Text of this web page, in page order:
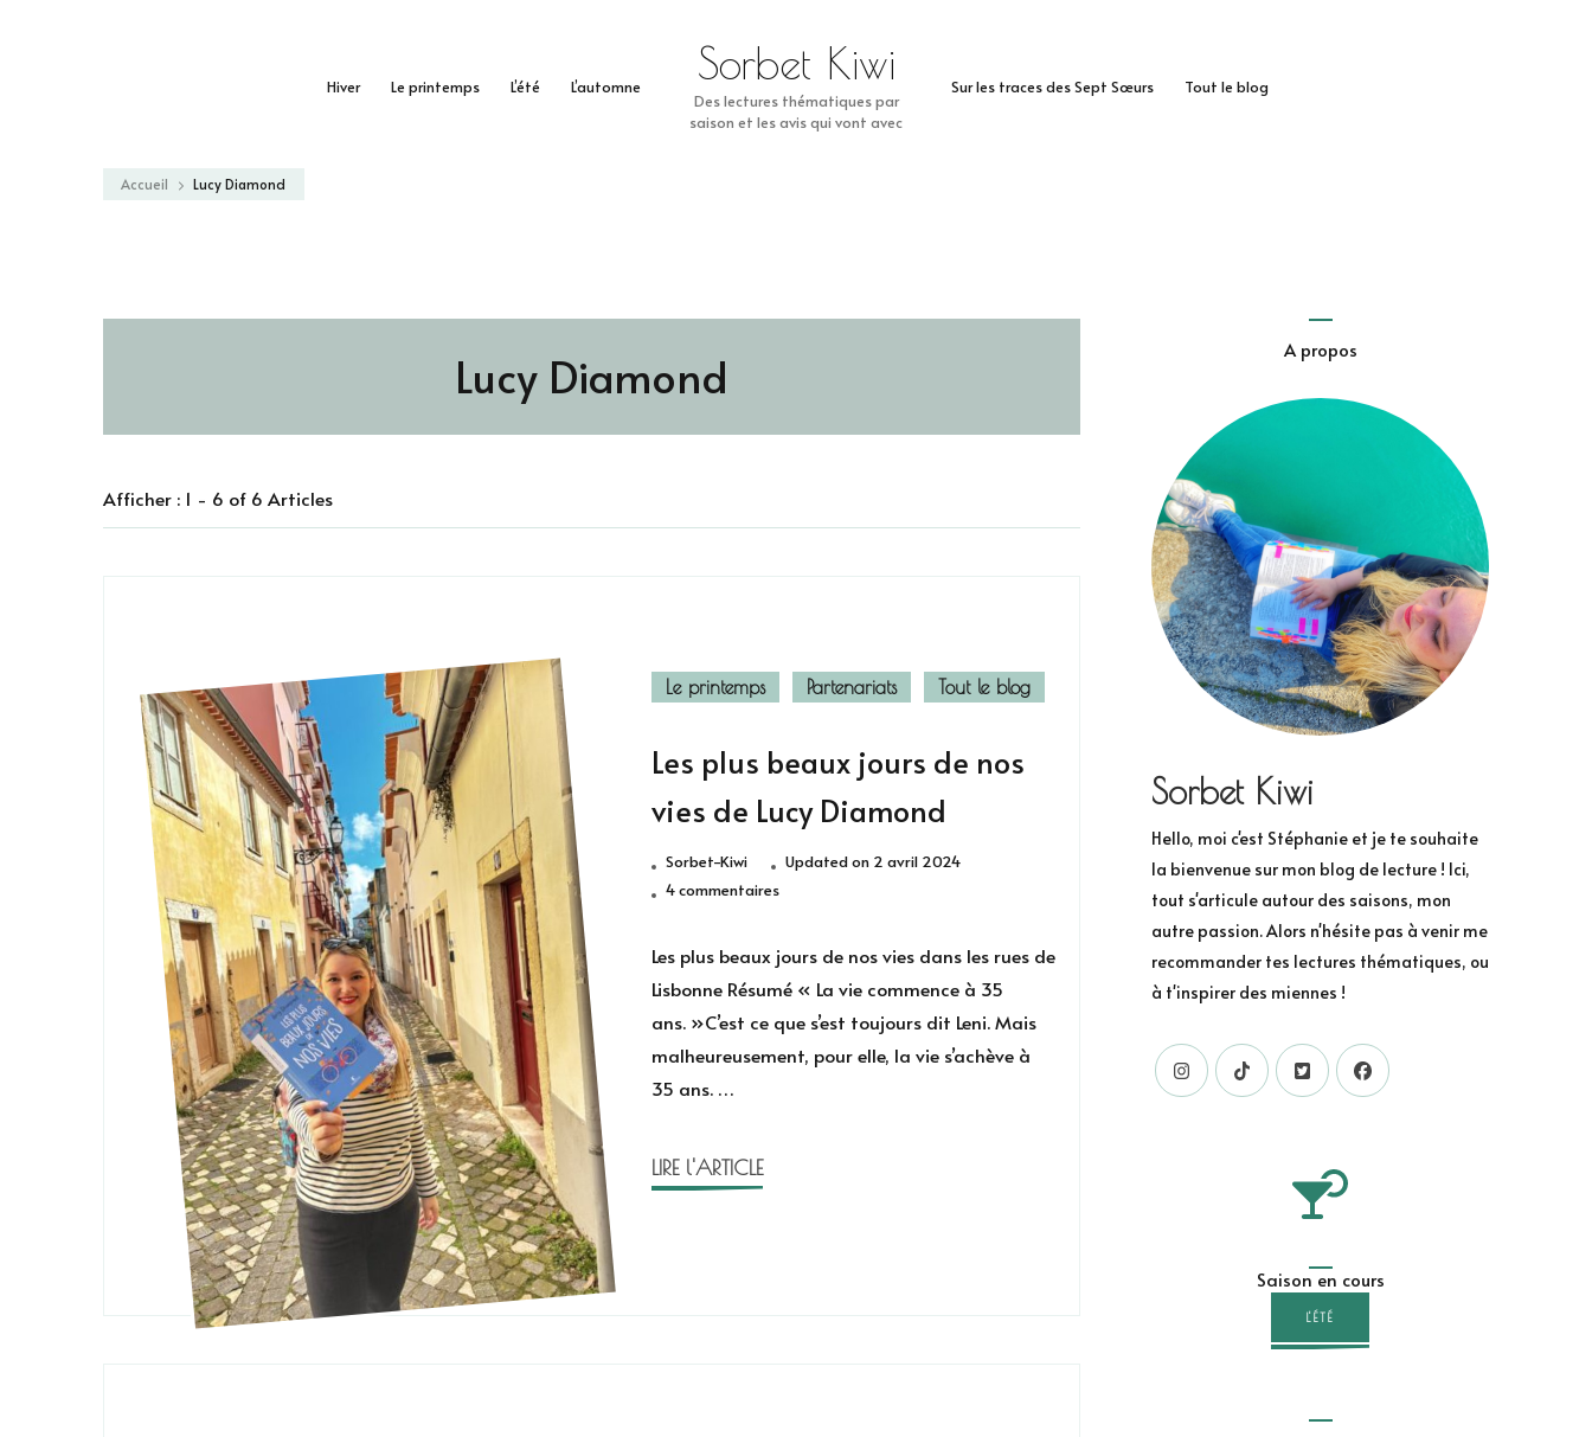
Hiver Le printemps L’été L’automne Sur les traces des Sept Sœurs Tout le blog
Sorbet Kiwi
Des lectures thématiques par
saison et les avis qui vont avec
Accueil Lucy Diamond
Lucy Diamond
Afficher : 1 - 6 of 6 Articles
Le printemps Partenariats Tout le blog
Les plus beaux jours de nos
vies de Lucy Diamond
Sorbet-Kiwi Updated on 2 avril 2024
4 commentairessur
plus
beaux
jours
de
nos
Les plus beaux jours de nos vies dans les rues de
Lisbonne Résumé « La vie commence à 35
ans. »C’est ce que s’est toujours dit Leni. Mais
malheureusement, pour elle, la vie s’achève à
35 ans. …
LIRE l'ARTICLE
A propos
Sorbet Kiwi
Hello, moi c'est Stéphanie et je te souhaite
la bienvenue sur mon blog de lecture ! Ici,
tout s'articule autour des saisons, mon
autre passion. Alors n'hésite pas à venir me
recommander tes lectures thématiques, ou
à t'inspirer des miennes !
Saison en cours
L'ÉTÉ